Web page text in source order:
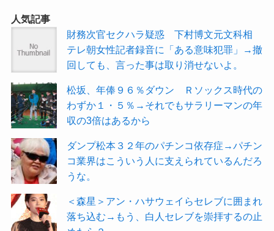
人気記事
財務次官セクハラ疑惑 下村博文元文科相
テレ朝女性記者録音に「ある意味犯罪」→撤
回しても、言った事は取り消せないよ。
松坂、年俸９６％ダウン Ｒソックス時代の
わずか１・５％→それでもサラリーマンの年
収の3倍はあるから
ダンプ松本３２年のパチンコ依存症→パチン
コ業界はこういう人に支えられているんだろ
うな。
＜森星＞アン・ハサウェイらセレブに囲まれ
落ち込む→もう、白人セレブを崇拝するの止